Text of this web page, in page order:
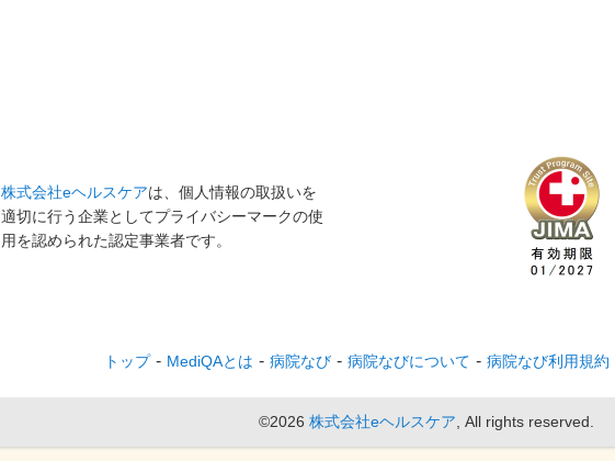
株式会社eヘルスケアは、個人情報の取扱いを
適切に行う企業としてプライバシーマークの使
用を認められた認定事業者です。
トップ MediQAとは 病院なび 病院なびについて 病院なび利用規約
©2026 株式会社eヘルスケア , All rights reserved.